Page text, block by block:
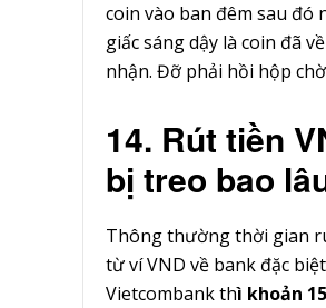
coin vào ban đêm sau đó
giấc sáng dậy là coin đã
nhận. Đỡ phải hồi hộp
14. Rút tiền
bị treo bao
Thông thường thời gian
từ ví VND về bank đặc
Vietcombank thì khoản